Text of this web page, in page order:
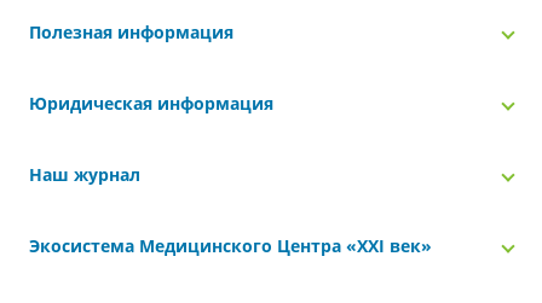
Полезная информация
Юридическая информация
Наш журнал
Экосистема Медицинского Центра «‎XXI век»